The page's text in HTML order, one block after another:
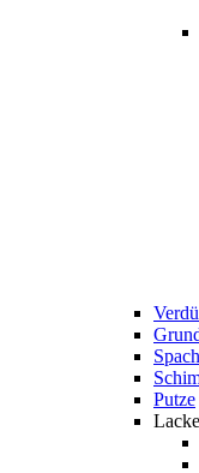
Putze
Lacke